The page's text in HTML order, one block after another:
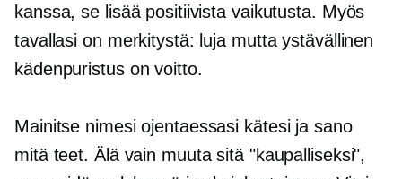
kanssa, se lisää positiivista vaikutusta. Myös
tavallasi on merkitystä: luja mutta ystävällinen
kädenpuristus on voitto.
Mainitse nimesi ojentaessasi kätesi ja sano
mitä teet. Älä vain muuta sitä "kaupalliseksi",